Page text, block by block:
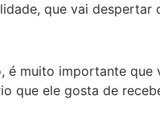
que vai despertar
muito importante
ele gosta de